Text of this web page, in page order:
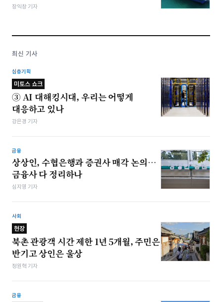
장익창 기자
최신 기사
심층기획
미토스 쇼크
③ AI 대해킹시대, 우리는 어떻게
대응하고 있나
강은경 기자
금융
상상인, 수협은행과 증권사 매각 논의…
금융사 다 정리하나
심지영 기자
사회
현장
북촌 관광객 시간 제한 1년 5개월, 주민은
반기고 상인은 울상
정원혁 기자
금융